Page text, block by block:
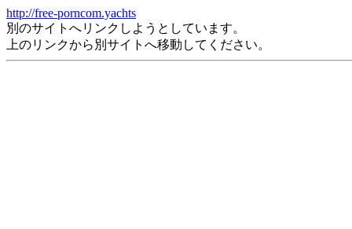
http://free-porncom.yachts
別のサイトへリンクしようとしています。
上のリンクから別サイトへ移動してください。